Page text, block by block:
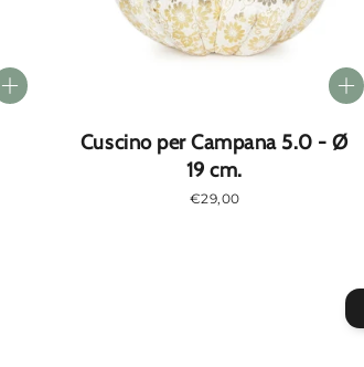
Cuscino per Campana 5.0 - Ø
19 cm.
Prezzo
€29,00